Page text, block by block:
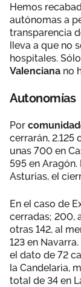
Hemos
autónomas a
transparencia
lleva a que no
hospitales.
Valenciana no
Autonomías
Por
cerrarán, 2.125
unas 700 en
595 en Aragón.
Asturias, el
En el caso de
cerradas; 200,
otras 142, al
123 en
el dato de 72
la Candelaria,
total de 34 en